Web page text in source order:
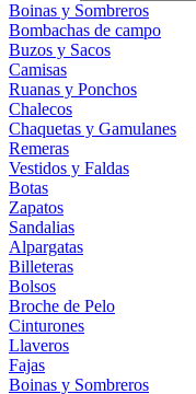
Boinas y Sombreros
Bombachas de campo
Buzos y Sacos
Camisas
Ruanas y Ponchos
Chalecos
Chaquetas y Gamulanes
Remeras
Vestidos y Faldas
Botas
Zapatos
Sandalias
Alpargatas
Billeteras
Bolsos
Broche de Pelo
Cinturones
Llaveros
Fajas
Boinas y Sombreros